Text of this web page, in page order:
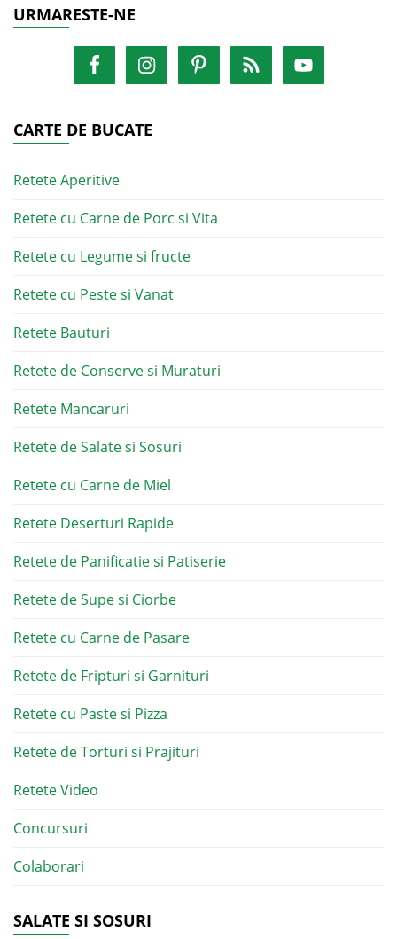
URMARESTE-NE
CARTE DE BUCATE
Retete Aperitive
Retete cu Carne de Porc si Vita
Retete cu Legume si fructe
Retete cu Peste si Vanat
Retete Bauturi
Retete de Conserve si Muraturi
Retete Mancaruri
Retete de Salate si Sosuri
Retete cu Carne de Miel
Retete Deserturi Rapide
Retete de Panificatie si Patiserie
Retete de Supe si Ciorbe
Retete cu Carne de Pasare
Retete de Fripturi si Garnituri
Retete cu Paste si Pizza
Retete de Torturi si Prajituri
Retete Video
Concursuri
Colaborari
SALATE SI SOSURI